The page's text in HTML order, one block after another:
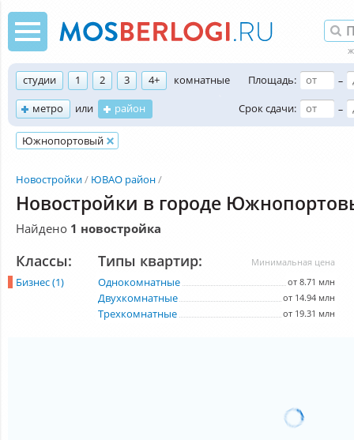
студии 1 2 3 4+
комнатные
метро
или район
Площадь:
–
Срок сдачи:
–
Южнопортовый
Новостройки ЮВАО район
Новостройки в городе
Найдено 1 новостройка
Классы:
Бизнес (1)
Минимальная цена
Типы квартир:
Однокомнатные от 8.71 млн
Двухкомнатные от 14.94 млн
Трехкомнатные от 19.31 млн